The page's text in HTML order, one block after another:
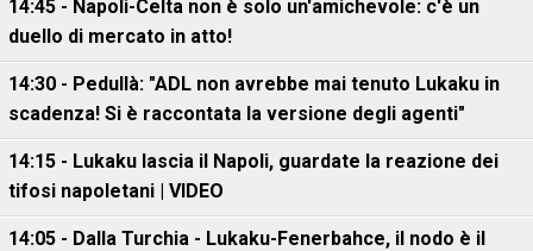
14:45 - Napoli-Celta non è solo un'amichevole: c'è un
duello di mercato in atto!
14:30 - Pedullà: "ADL non avrebbe mai tenuto Lukaku in
scadenza! Si è raccontata la versione degli agenti"
14:15 - Lukaku lascia il Napoli, guardate la reazione dei
tifosi napoletani | VIDEO
14:05 - Dalla Turchia - Lukaku-Fenerbahce, il nodo è il